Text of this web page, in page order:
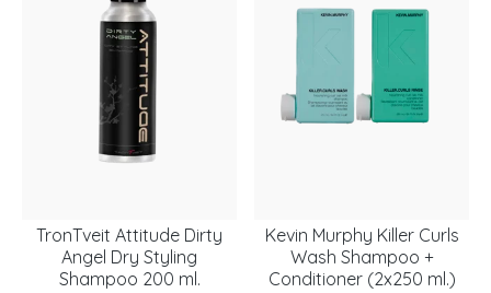
TronTveit Attitude Dirty
Angel Dry Styling
Shampoo 200 ml.
Kevin Murphy Killer Curls
Wash Shampoo +
Conditioner (2x250 ml.)